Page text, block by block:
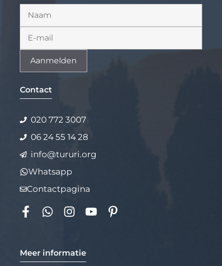
Alternative:
Contact
020 772 3007
06 24 55 14 28
info@tururi.org
Whatsapp
Contactpagina
Meer informatie